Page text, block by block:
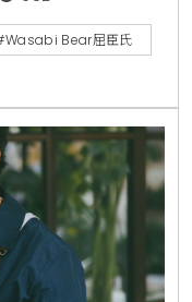
元再送獨家185
埕開設復古主題快
Bear屈臣氏